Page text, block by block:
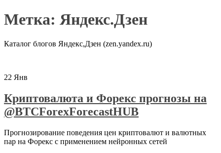
Метка: Яндекс.Дзен
Каталог блогов Яндекс,Дзен (zen.yandex.ru)
22 Янв
Криптовалюта и Форекс прогнозы на
@BTCForexForecastHUB
Прогнозирование поведения цен криптовалют и валютных
пар на Форекс с применением нейронных сетей